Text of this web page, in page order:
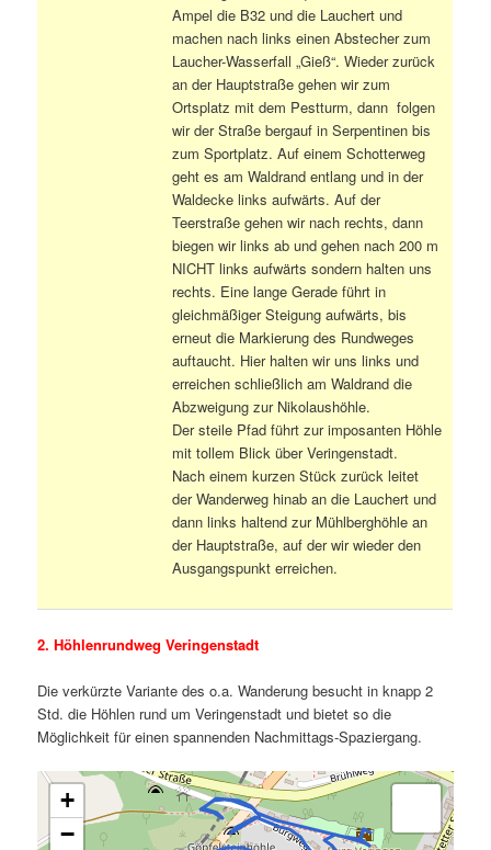
Ampel die B32 und die Lauchert und
machen nach links einen Abstecher zum
Laucher-Wasserfall „Gieß“. Wieder zurück
an der Hauptstraße gehen wir zum
Ortsplatz mit dem Pestturm, dann folgen
wir der Straße bergauf in Serpentinen bis
zum Sportplatz. Auf einem Schotterweg
geht es am Waldrand entlang und in der
Waldecke links aufwärts. Auf der
Teerstraße gehen wir nach rechts, dann
biegen wir links ab und gehen nach 200 m
NICHT links aufwärts sondern halten uns
rechts. Eine lange Gerade führt in
gleichmäßiger Steigung aufwärts, bis
erneut die Markierung des Rundweges
auftaucht. Hier halten wir uns links und
erreichen schließlich am Waldrand die
Abzweigung zur Nikolaushöhle.
Der steile Pfad führt zur imposanten Höhle
mit tollem Blick über Veringenstadt.
Nach einem kurzen Stück zurück leitet
der Wanderweg hinab an die Lauchert und
dann links haltend zur Mühlberghöhle an
der Hauptstraße, auf der wir wieder den
Ausgangspunkt erreichen.
2. Höhlenrundweg Veringenstadt
Die verkürzte Variante des o.a. Wanderung besucht in knapp 2
Std. die Höhlen rund um Veringenstadt und bietet so die
Möglichkeit für einen spannenden Nachmittags-Spaziergang.
+
−